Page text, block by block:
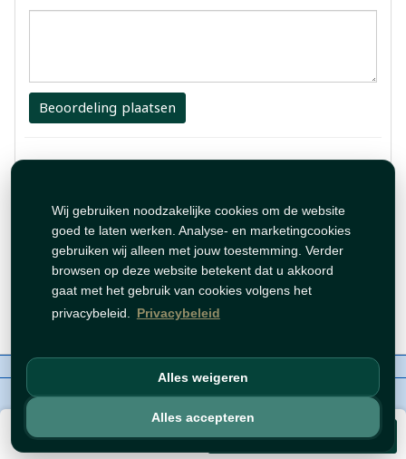
Wij gebruiken noodzakelijke cookies om de website
goed te laten werken. Analyse- en marketingcookies
gebruiken wij alleen met jouw toestemming. Verder
browsen op deze website betekent dat u akkoord
gaat met het gebruik van cookies volgens het
privacybeleid. Privacybeleid
Alles weigeren
Alles accepteren
€ 3,99 Voeg toe
Beoordeling plaatsen
1 Review
ممتازه
By:قصي
May 29, 2024 5:16:20 PM
Over ons
WhatsAppen
auteursrechten©Tawfeer 2018-2026